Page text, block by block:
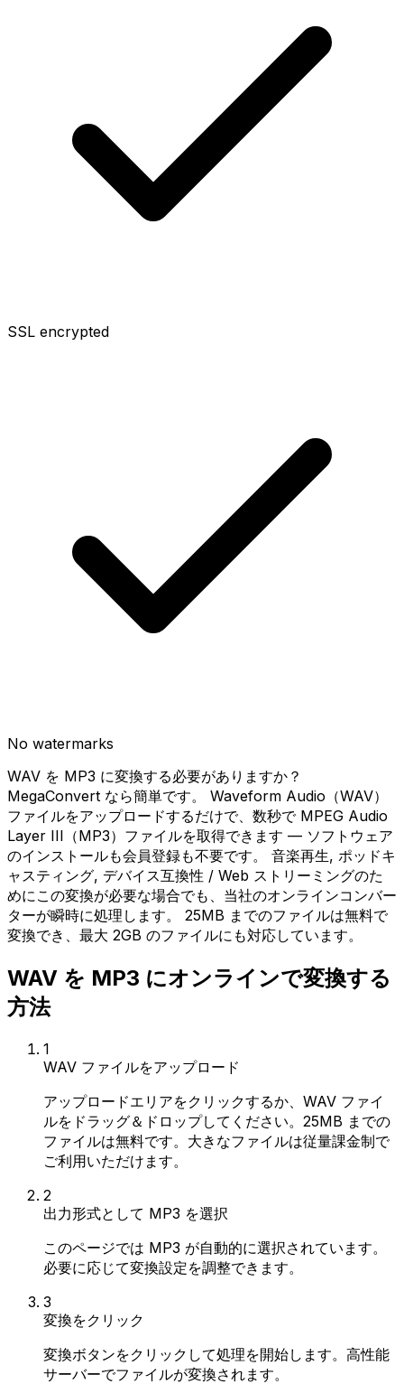
SSL encrypted
No watermarks
WAV を MP3 に変換する必要がありますか？
MegaConvert なら簡単です。 Waveform Audio（WAV）
ファイルをアップロードするだけで、数秒で MPEG Audio
Layer III（MP3）ファイルを取得できます — ソフトウェア
のインストールも会員登録も不要です。 音楽再生, ポッドキ
ャスティング, デバイス互換性 / Web ストリーミングのた
めにこの変換が必要な場合でも、当社のオンラインコンバー
ターが瞬時に処理します。 25MB までのファイルは無料で
変換でき、最大 2GB のファイルにも対応しています。
WAV を MP3 にオンラインで変換する
方法
1
WAV ファイルをアップロード
アップロードエリアをクリックするか、WAV ファイ
ルをドラッグ＆ドロップしてください。25MB までの
ファイルは無料です。大きなファイルは従量課金制で
ご利用いただけます。
2
出力形式として MP3 を選択
このページでは MP3 が自動的に選択されています。
必要に応じて変換設定を調整できます。
3
変換をクリック
変換ボタンをクリックして処理を開始します。高性能
サーバーでファイルが変換されます。